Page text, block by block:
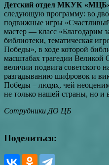
Детский отдел МКУК
следующую программу: во
подвижные игры
мастер — класс «Благодарим
библиотеки, тематическая
Победы», в ходе которой
масштабах трагедии Великой
величии подвига советского
разгадыванию шифровок и
Победы – людях, чей
не только нашей страны, но и
Сотрудники ДО ЦБ
Поделиться: